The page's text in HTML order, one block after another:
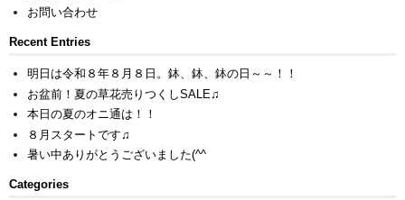
お問い合わせ
Recent Entries
明日は令和８年８月８日。鉢、鉢、鉢の日～～！！
お盆前！夏の草花売りつくしSALE♫
本日の夏のオニ通は！！
８月スタートです♫
暑い中ありがとうございました(^^ゞ
Categories